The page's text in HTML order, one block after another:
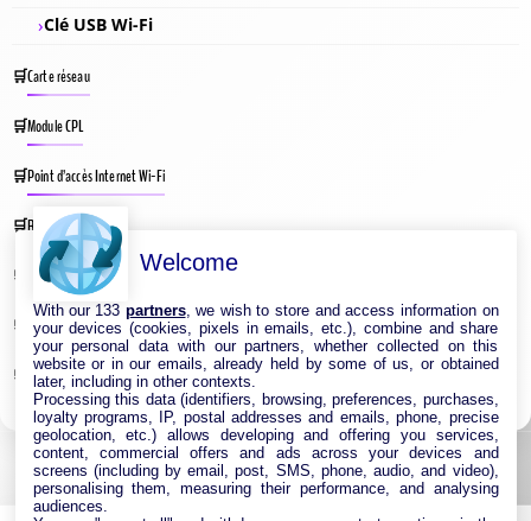
Clé USB Wi-Fi
Carte réseau
Module CPL
Point d’accès Internet Wi-Fi
Répéteur Wifi
Routeur Internet
Switches & Hubs Réseau
Système WIFI Mesh
Welcome
With our 133 partners, we wish to store and access information on
your devices (cookies, pixels in emails, etc.), combine and share
your personal data with our partners, whether collected on this
website or in our emails, already held by some of us, or obtained
later, including in other contexts.
Processing this data (identifiers, browsing, preferences, purchases,
loyalty programs, IP, postal addresses and emails, phone, precise
geolocation, etc.) allows developing and offering you services,
content, commercial offers and ads across your devices and
screens (including by email, post, SMS, phone, audio, and video),
personalising them, measuring their performance, and analysing
audiences.